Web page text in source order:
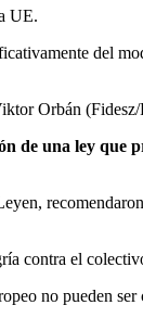
UE.
del
Orbán
de una ley que
contra el
no pueden ser